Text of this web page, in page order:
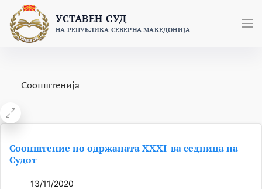
content
УСТАВЕН СУД
НА РЕПУБЛИКА СЕВЕРНА МАКЕДОНИЈА
Соопштенија
Соопштение по одржаната XXXI-ва седница на
Судот
13/11/2020